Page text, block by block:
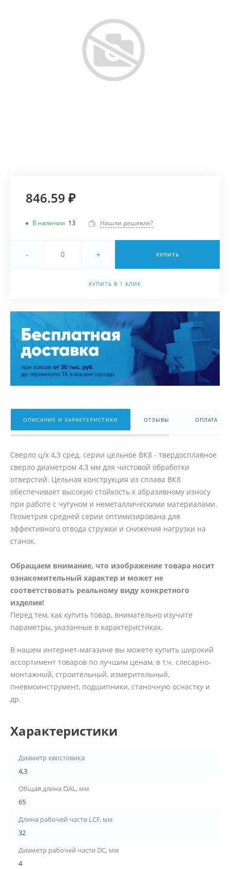
846.59 ₽
В наличии 13 Нашли дешевле?
- + КУПИТЬ
КУПИТЬ В 1 КЛИК
ОПИСАНИЕ И ХАРАКТЕРИСТИКИ ОТЗЫВЫ ОПЛАТА
Сверло ц/х 4,3 сред. серии цельное ВК8 - твердосплавное
сверло диаметром 4,3 мм для чистовой обработки
отверстий. Цельная конструкция из сплава ВК8
обеспечивает высокую стойкость к абразивному износу
при работе с чугуном и неметаллическими материалами.
Геометрия средней серии оптимизирована для
эффективного отвода стружки и снижения нагрузки на
станок.
Обращаем внимание, что изображение товара носит
ознакомительный характер и может не
соответствовать реальному виду конкретного
изделия!
Перед тем, как купить товар, внимательно изучите
параметры, указанные в характеристиках.
В нашем интернет-магазине вы можете купить широкий
ассортимент товаров по лучшим ценам, в т.ч. слесарно-
монтажный, строительный, измерительный,
пневмоинструмент, подшипники, станочную оснастку и
др.
Характеристики
Диаметр хвостовика
4,3
Общая длина OAL, мм
65
Длина рабочей части LCF, мм
32
Диаметр рабочей части DC, мм
4